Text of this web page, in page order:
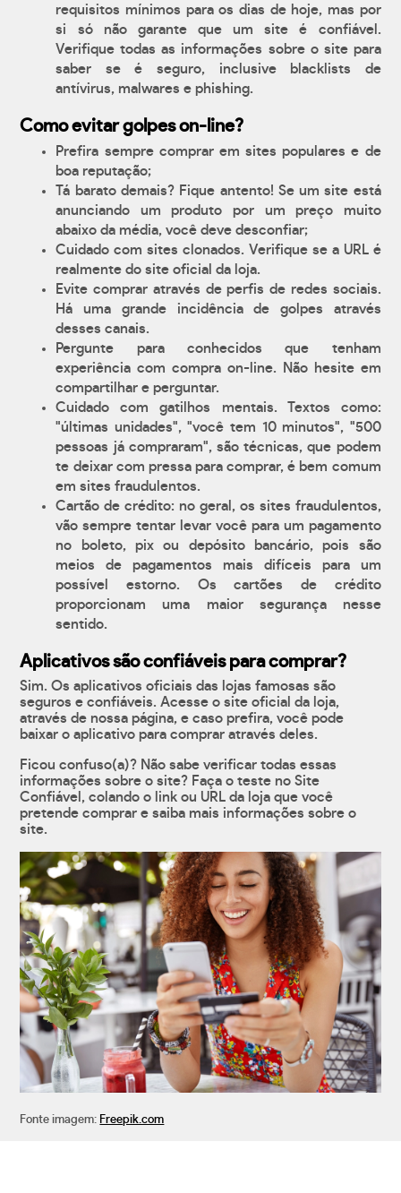
requisitos mínimos para os dias de hoje, mas por
si só não garante que um site é confiável.
Verifique todas as informações sobre o site para
saber se é seguro, inclusive blacklists de
antívirus, malwares e phishing.
Como evitar golpes on-line?
Prefira sempre comprar em sites populares e de
boa reputação;
Tá barato demais? Fique antento! Se um site está
anunciando um produto por um preço muito
abaixo da média, você deve desconfiar;
Cuidado com sites clonados. Verifique se a URL é
realmente do site oficial da loja.
Evite comprar através de perfis de redes sociais.
Há uma grande incidência de golpes através
desses canais.
Pergunte para conhecidos que tenham
experiência com compra on-line. Não hesite em
compartilhar e perguntar.
Cuidado com gatilhos mentais. Textos como:
"últimas unidades", "você tem 10 minutos", "500
pessoas já compraram", são técnicas, que podem
te deixar com pressa para comprar, é bem comum
em sites fraudulentos.
Cartão de crédito: no geral, os sites fraudulentos,
vão sempre tentar levar você para um pagamento
no boleto, pix ou depósito bancário, pois são
meios de pagamentos mais difíceis para um
possível estorno. Os cartões de crédito
proporcionam uma maior segurança nesse
sentido.
Aplicativos são confiáveis para comprar?
Sim. Os aplicativos oficiais das lojas famosas são
seguros e confiáveis. Acesse o site oficial da loja,
através de nossa página, e caso prefira, você pode
baixar o aplicativo para comprar através deles.
Ficou confuso(a)? Não sabe verificar todas essas
informações sobre o site? Faça o teste no Site
Confiável, colando o link ou URL da loja que você
pretende comprar e saiba mais informações sobre o
site.
Fonte imagem: Freepik.com